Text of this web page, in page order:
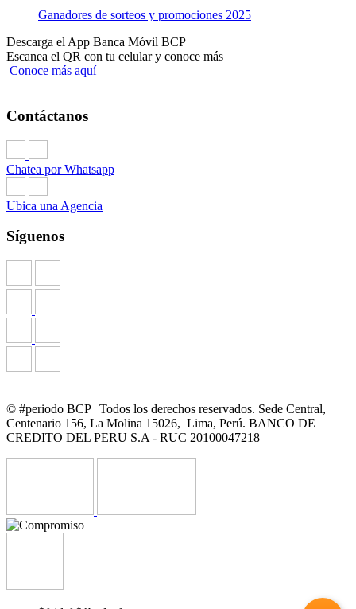
Ganadores de sorteos y promociones 2025
Descarga el App Banca Móvil BCP
Escanea el QR con tu celular y conoce más
Conoce más aquí
Contáctanos
Chatea por Whatsapp
Ubica una Agencia
Síguenos
© #periodo BCP | Todos los derechos reservados. Sede Central,
Centenario 156, La Molina 15026, Lima, Perú. BANCO DE
CREDITO DEL PERU S.A - RUC 20100047218